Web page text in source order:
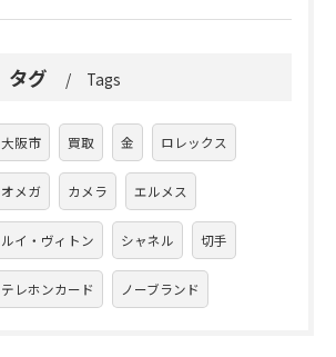
タグ Tags
大阪市 買取 金 ロレックス
オメガ カメラ エルメス
ルイ・ヴィトン シャネル 切手
テレホンカード ノーブランド